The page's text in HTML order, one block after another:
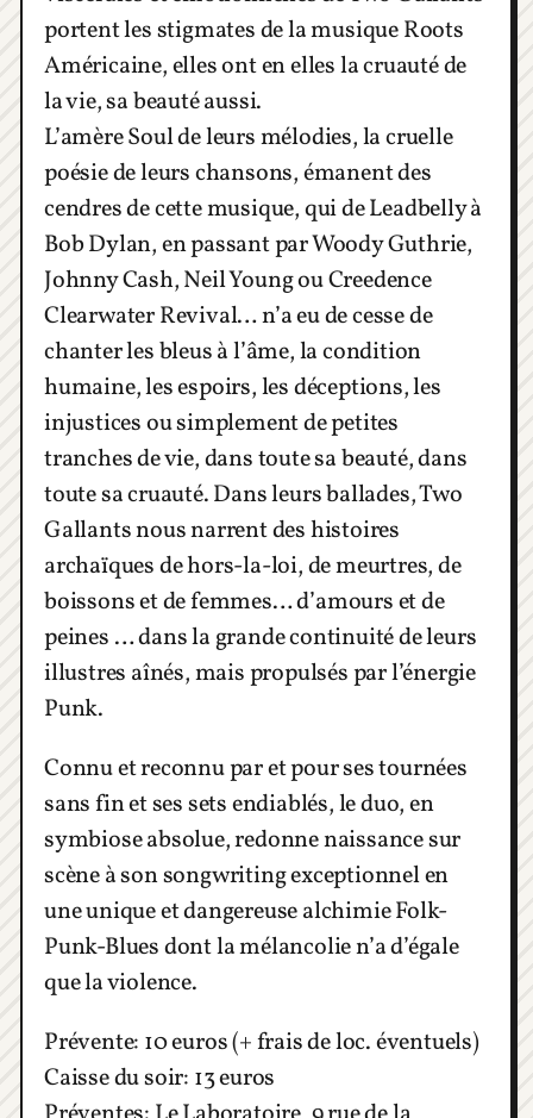
portent les stigmates de la musique Roots
Américaine, elles ont en elles la cruauté de
la vie, sa beauté aussi.
L’amère Soul de leurs mélodies, la cruelle
poésie de leurs chansons, émanent des
cendres de cette musique, qui de Leadbelly à
Bob Dylan, en passant par Woody Guthrie,
Johnny Cash, Neil Young ou Creedence
Clearwater Revival… n’a eu de cesse de
chanter les bleus à l’âme, la condition
humaine, les espoirs, les déceptions, les
injustices ou simplement de petites
tranches de vie, dans toute sa beauté, dans
toute sa cruauté. Dans leurs ballades, Two
Gallants nous narrent des histoires
archaïques de hors-la-loi, de meurtres, de
boissons et de femmes… d’amours et de
peines … dans la grande continuité de leurs
illustres aînés, mais propulsés par l’énergie
Punk.
Connu et reconnu par et pour ses tournées
sans fin et ses sets endiablés, le duo, en
symbiose absolue, redonne naissance sur
scène à son songwriting exceptionnel en
une unique et dangereuse alchimie Folk-
Punk-Blues dont la mélancolie n’a d’égale
que la violence.
Prévente: 10 euros (+ frais de loc. éventuels)
Caisse du soir: 13 euros